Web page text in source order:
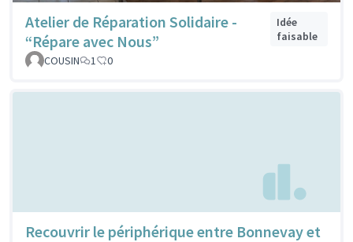
Atelier de Réparation Solidaire -
“Répare avec Nous”
Idée
faisable
COUSIN
1 0
Recouvrir le périphérique entre Bonnevay et